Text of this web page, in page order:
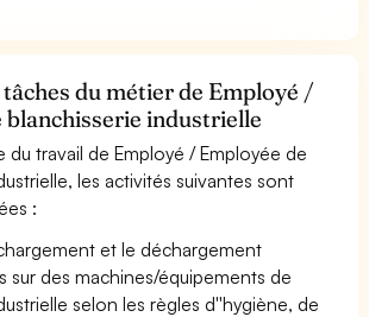
du métier de Employé /
blanchisserie industrielle
du travail de Employé / Employée de
les activités suivantes sont
:
et le déchargement
sur des machines/équipements de
selon les règles d''hygiène, de